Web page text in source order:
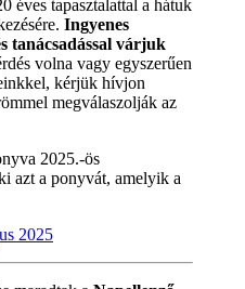
éves tapasztalattal a hátuk
Ingyenes
tanácsadással várjuk
volna vagy egyszerűen
kérjük hívjon
megválaszolják az
2025.-ös
azt a ponyvát, amelyik a
2025